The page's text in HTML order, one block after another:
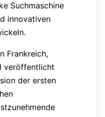
Suchmaschine
innovativen
Frankreich,
veröffentlicht
der ersten